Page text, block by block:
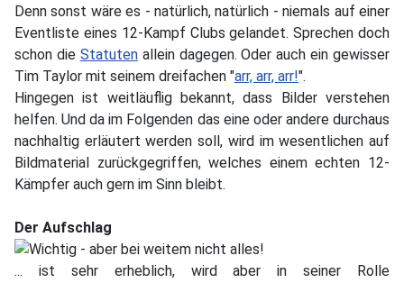
Denn sonst wäre es - natürlich, natürlich - niemals auf einer
Eventliste eines 12-Kampf Clubs gelandet. Sprechen doch
schon die Statutenallein dagegen. Oder auch ein gewisser
Tim Taylor mit seinem dreifachen "arr, arr, arr!".
Hingegen ist weitläuflig bekannt, dass Bilder verstehen
helfen. Und da im Folgenden das eine oder andere durchaus
nachhaltig erläutert werden soll, wird im wesentlichen auf
Bildmaterial zurückgegriffen, welches einem echten 12-
Kämpfer auch gern im Sinn bleibt.
Der Aufschlag
... ist sehr erheblich, wird aber in seiner Rolle